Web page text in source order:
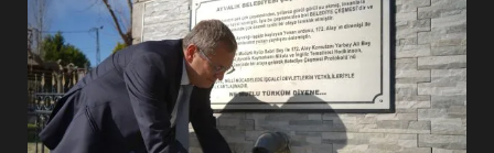
1
AYVALIK SU MİRASI İÇİN
HAREKETE GEÇİYOR: GÖZLER
BULUŞMADA